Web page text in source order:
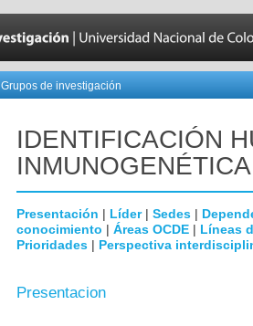
Grupos de investigación
IDENTIFICACIÓN
INMUNOGENÉTICA
Presentación | Líder| Sedes |
conocimiento | Áreas OCDE | Líneas
Prioridades | Perspectiva
Presentacion